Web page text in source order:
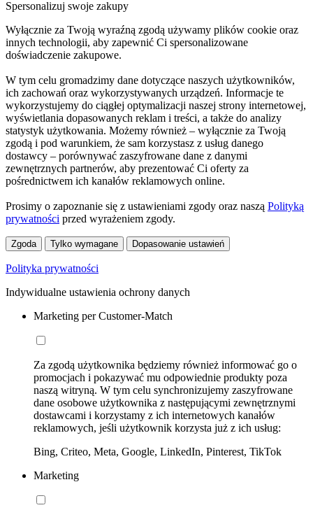
Spersonalizuj swoje zakupy
Wyłącznie za Twoją wyraźną zgodą używamy plików cookie oraz
innych technologii, aby zapewnić Ci spersonalizowane
doświadczenie zakupowe.
W tym celu gromadzimy dane dotyczące naszych użytkowników,
ich zachowań oraz wykorzystywanych urządzeń. Informacje te
wykorzystujemy do ciągłej optymalizacji naszej strony internetowej,
wyświetlania dopasowanych reklam i treści, a także do analizy
statystyk użytkowania. Możemy również – wyłącznie za Twoją
zgodą i pod warunkiem, że sam korzystasz z usług danego
dostawcy – porównywać zaszyfrowane dane z danymi
zewnętrznych partnerów, aby prezentować Ci oferty za
pośrednictwem ich kanałów reklamowych online.
Prosimy o zapoznanie się z ustawieniami zgody oraz naszą Polityką
prywatności przed wyrażeniem zgody.
Zgoda Tylko wymagane Dopasowanie ustawień
Polityka prywatności
Indywidualne ustawienia ochrony danych
Marketing per Customer-Match
Za zgodą użytkownika będziemy również informować go o
promocjach i pokazywać mu odpowiednie produkty poza
naszą witryną. W tym celu synchronizujemy zaszyfrowane
dane osobowe użytkownika z następującymi zewnętrznymi
dostawcami i korzystamy z ich internetowych kanałów
reklamowych, jeśli użytkownik korzysta już z ich usług:
Bing, Criteo, Meta, Google, LinkedIn, Pinterest, TikTok
Marketing